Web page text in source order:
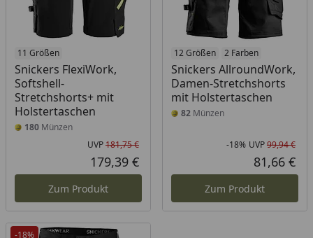
11 Größen
Snickers FlexiWork,
Softshell-
Stretchshorts+ mit
Holstertaschen
180 Münzen
Ursprünglicher Preis
UVP181,75 €
Aktueller Preis
179,39 €
Zum Produkt
12 Größen 2 Farben
Snickers AllroundWork,
Damen-Stretchshorts
mit Holstertaschen
82Münzen
-18% UVP99,94 €
81,66 €
Zum Produkt
-18%